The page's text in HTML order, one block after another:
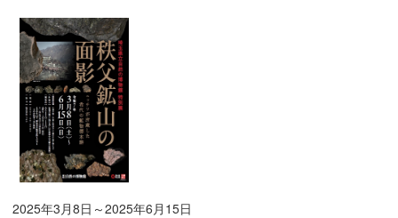
2025年3月8日～2025年6月15日